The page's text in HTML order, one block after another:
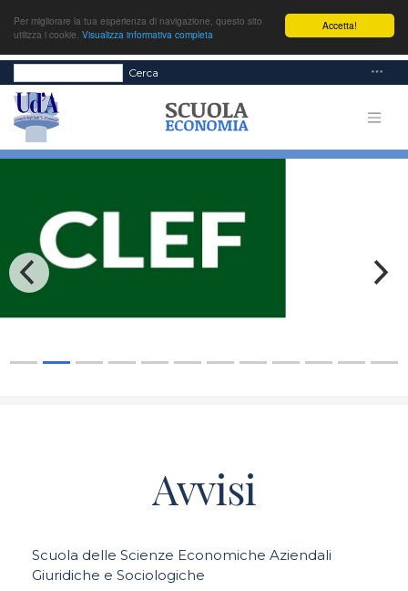
Accetta!
Per migliorare la tua esperienza di navigazione, questo sito
utilizza i cookie. Visualizza informativa completa
Cerca
Avvisi
Scuola delle Scienze Economiche Aziendali
Giuridiche e Sociologiche